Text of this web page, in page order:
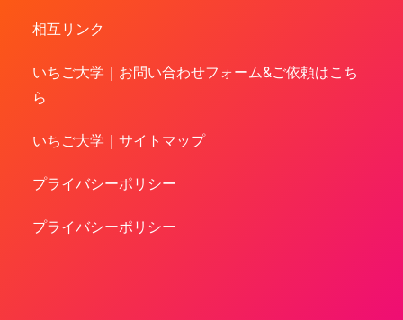
相互リンク
いちご大学｜お問い合わせフォーム&ご依頼はこち
ら
いちご大学｜サイトマップ
プライバシーポリシー
プライバシーポリシー